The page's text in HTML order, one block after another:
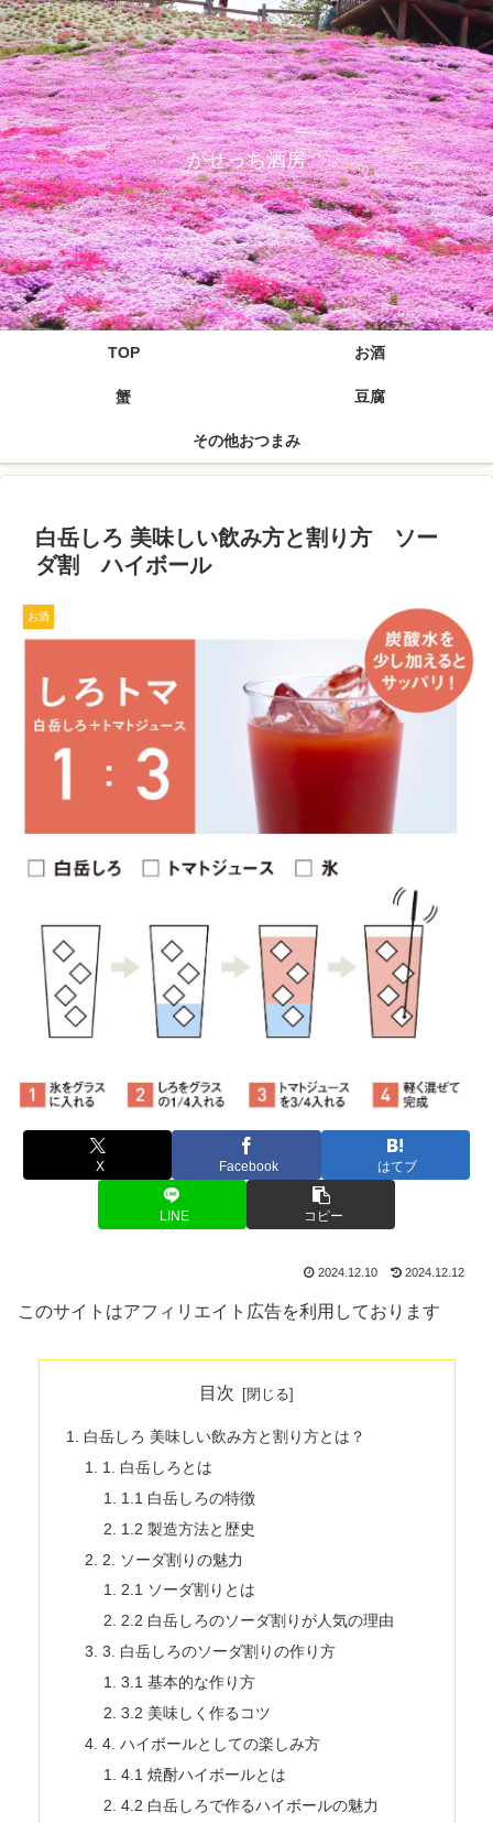
がせっち酒房
TOP お酒
蟹 豆腐
その他おつまみ
白岳しろ 美味しい飲み方と割り方 ソー
ダ割 ハイボール
お酒
X Facebook はてブ
LINE コピー
2024.12.10 2024.12.12
このサイトはアフィリエイト広告を利用しております
目次
白岳しろ 美味しい飲み方と割り方とは？
1. 白岳しろとは
1.1 白岳しろの特徴
1.2 製造方法と歴史
2. ソーダ割りの魅力
2.1 ソーダ割りとは
2.2 白岳しろのソーダ割りが人気の理由
3. 白岳しろのソーダ割りの作り方
3.1 基本的な作り方
3.2 美味しく作るコツ
4. ハイボールとしての楽しみ方
4.1 焼酎ハイボールとは
4.2 白岳しろで作るハイボールの魅力